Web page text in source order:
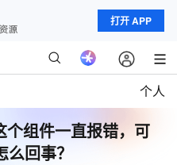
打开 APP
个人
个组件一直报错，可
回事？